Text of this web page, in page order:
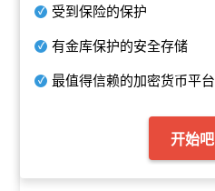
受到保险的保护
有金库保护的安全存储
最值得信赖的加密货币平台
开始吧